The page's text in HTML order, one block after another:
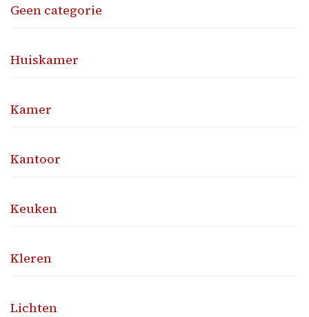
Geen categorie
Huiskamer
Kamer
Kantoor
Keuken
Kleren
Lichten